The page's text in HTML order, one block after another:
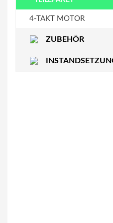
4-TAKT MOTOR
ZUBEHÖR